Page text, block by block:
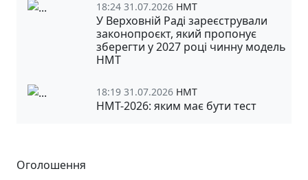
18:24 31.07.2026 НМТ
У Верховній Раді зареєстрували
законопроєкт, який пропонує
зберегти у 2027 році чинну модель
НМТ
18:19 31.07.2026 НМТ
НМТ-2026: яким має бути тест
Оголошення